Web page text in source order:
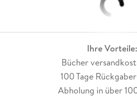
Ihre Vorteile:
Bücher
100 Tage
Abholung in über